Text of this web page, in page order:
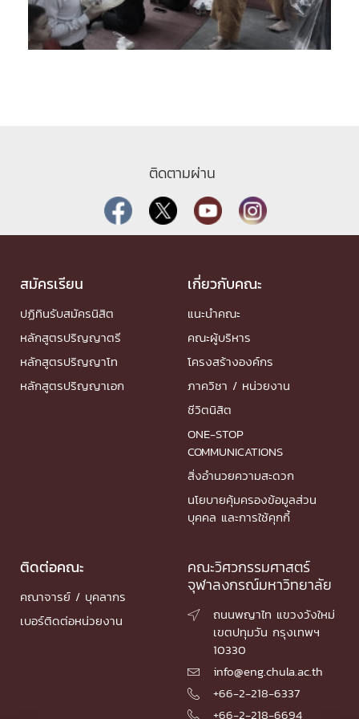
ติดตามผ่าน
สมัครเรียน
ปฏิทินรับสมัครนิสิต
หลักสูตรปริญญาตรี
หลักสูตรปริญญาโท
หลักสูตรปริญญาเอก
เกี่ยวกับคณะ
แนะนำคณะ
คณะผู้บริหาร
โครงสร้างองค์กร
ภาควิชา / หน่วยงาน
ชีวิตนิสิต
ONE-STOP
COMMUNICATIONS
สิ่งอำนวยความสะดวก
นโยบายคุ้มครองข้อมูลส่วน
บุคคล และการใช้คุกกี้
ติดต่อคณะ
คณาจารย์ / บุคลากร
เบอร์ติดต่อหน่วยงาน
คณะวิศวกรรมศาสตร์
จุฬาลงกรณ์มหาวิทยาลัย

ถนนพญาไท แขวงวังใหม่
เขตปทุมวัน กรุงเทพฯ
10330
 info@eng.chula.ac.th
 +66-2-218-6337
 +66-2-218-6694